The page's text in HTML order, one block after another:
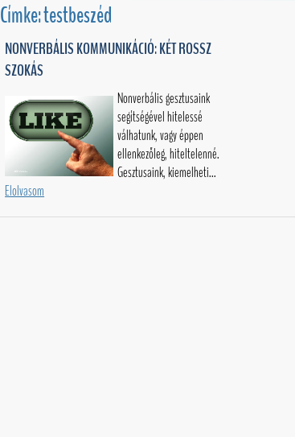
Címke: testbeszéd
NONVERBÁLIS KOMMUNIKÁCIÓ: KÉT ROSSZ
SZOKÁS
Nonverbális gesztusaink
segítségével hitelessé
válhatunk, vagy éppen
ellenkezőleg, hiteltelenné.
Gesztusaink, kiemelheti...
Elolvasom